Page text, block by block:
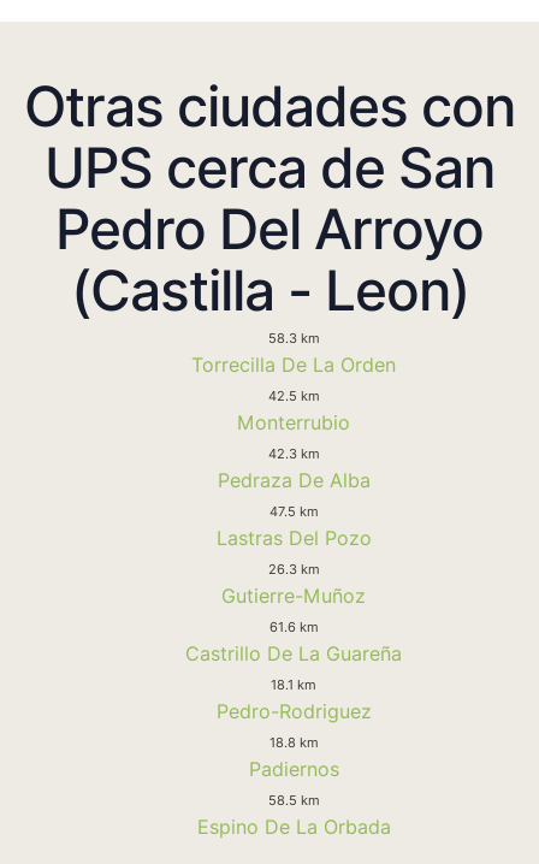
Otras ciudades con
UPS cerca de San
Pedro Del Arroyo
(Castilla - Leon)
58.3 km
Torrecilla De La Orden
42.5 km
Monterrubio
42.3 km
Pedraza De Alba
47.5 km
Lastras Del Pozo
26.3 km
Gutierre-Muñoz
61.6 km
Castrillo De La Guareña
18.1 km
Pedro-Rodriguez
18.8 km
Padiernos
58.5 km
Espino De La Orbada